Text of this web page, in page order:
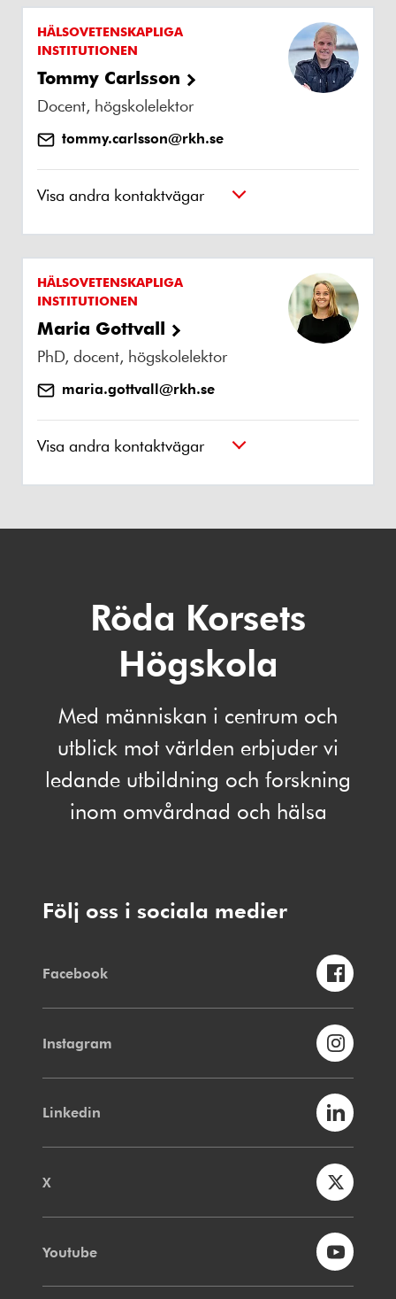
HÄLSOVETENSKAPLIGA
INSTITUTIONEN
Tommy Carlsson
Docent, högskolelektor
tommy.carlsson@rkh.se
Visa andra kontaktvägar
HÄLSOVETENSKAPLIGA
INSTITUTIONEN
Maria Gottvall
PhD, docent, högskolelektor
maria.gottvall@rkh.se
Visa andra kontaktvägar
Röda Korsets
Högskola
Med människan i centrum och
utblick mot världen erbjuder vi
ledande utbildning och forskning
inom omvårdnad och hälsa
Följ oss i sociala medier
Facebook
Instagram
Linkedin
X
Youtube